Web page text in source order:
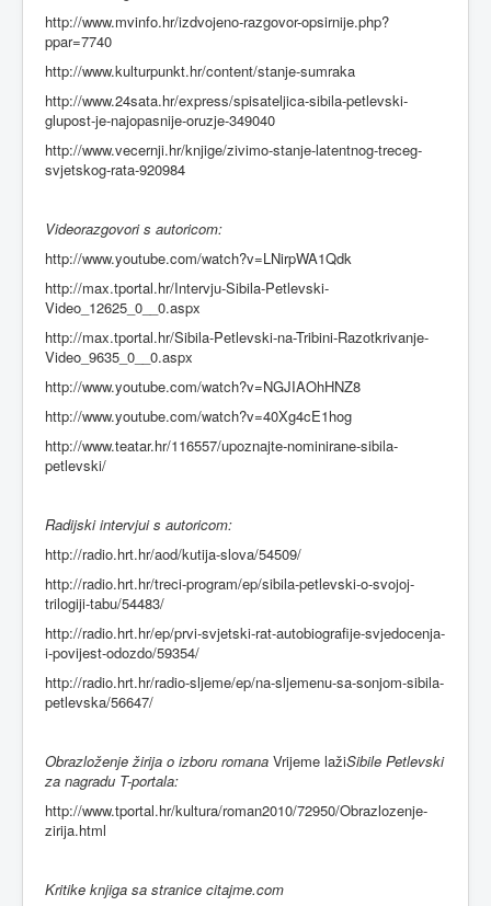
http://www.mvinfo.hr/izdvojeno-razgovor-opsirnije.php?
ppar=7740
http://www.kulturpunkt.hr/content/stanje-sumraka
http://www.24sata.hr/express/spisateljica-sibila-petlevski-
glupost-je-najopasnije-oruzje-349040
http://www.vecernji.hr/knjige/zivimo-stanje-latentnog-treceg-
svjetskog-rata-920984
Videorazgovori s autoricom:
http://www.youtube.com/watch?v=LNirpWA1Qdk
http://max.tportal.hr/Intervju-Sibila-Petlevski-
Video_12625_0__0.aspx
http://max.tportal.hr/Sibila-Petlevski-na-Tribini-Razotkrivanje-
Video_9635_0__0.aspx
http://www.youtube.com/watch?v=NGJIAOhHNZ8
http://www.youtube.com/watch?v=40Xg4cE1hog
http://www.teatar.hr/116557/upoznajte-nominirane-sibila-
petlevski/
Radijski intervjui s autoricom:
http://radio.hrt.hr/aod/kutija-slova/54509/
http://radio.hrt.hr/treci-program/ep/sibila-petlevski-o-svojoj-
trilogiji-tabu/54483/
http://radio.hrt.hr/ep/prvi-svjetski-rat-autobiografije-svjedocenja-
i-povijest-odozdo/59354/
http://radio.hrt.hr/radio-sljeme/ep/na-sljemenu-sa-sonjom-sibila-
petlevska/56647/
Obrazloženje žirija o izboru romana Vrijeme lažiSibile Petlevski
za nagradu T-portala:
http://www.tportal.hr/kultura/roman2010/72950/Obrazlozenje-
zirija.html
Kritike knjiga sa stranice citajme.com